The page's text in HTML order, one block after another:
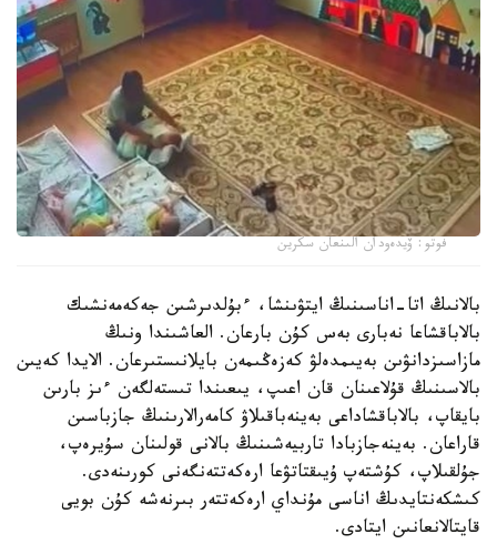
فوتو: ۆيدەودان الىنعان سكرين
بالانىڭ اتا-اناسىنىڭ ايتۋىنشا، ءبۇلدىرشىن جەكەمەنشىك
بالاباقشاعا نەبارى بەس كۇن بارعان. العاشىندا ونىڭ
مازاسىزدانۋىن بەيىمدەلۋ كەزەڭىمەن بايلانىستىرعان. الايدا كەيىن
بالاسىنىڭ قۇلاعىنان قان اعىپ، يىعىندا تىستەلگەن ءىز بارىن
بايقاپ، بالاباقشاداعى بەينەباقىلاۋ كامەرالارىنىڭ جازباسىن
قاراعان. بەينەجازبادا تاربيەشىنىڭ بالانى قولىنان سۇيرەپ،
جۇلقىلاپ، كۇشتەپ ۇيىقتاتۋعا ارەكەتتەنگەنى كورىنەدى.
كىشكەنتايدىڭ اناسى مۇنداي ارەكەتتەر بىرنەشە كۇن بويى
قايتالانعانىن ايتادى.